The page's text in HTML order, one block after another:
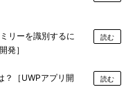
リーを識別するに
発］
読む
？［UWPアプリ開
読む